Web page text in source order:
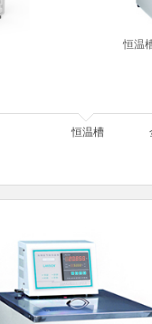
恒温
恒温槽